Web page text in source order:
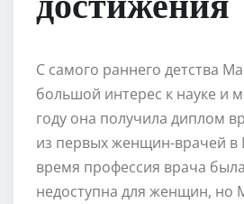
С самого раннего детства
большой интерес к науке и
году она получила диплом
из первых женщин-врачей в
время профессия врача
недоступна для женщин, но